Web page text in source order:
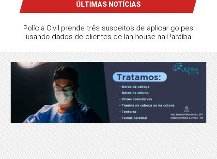
ÚLTIMAS NOTÍCIAS
Corinthians vence, mas vantagem da ida garante Inter nas
quartas de final da Copa do Brasil